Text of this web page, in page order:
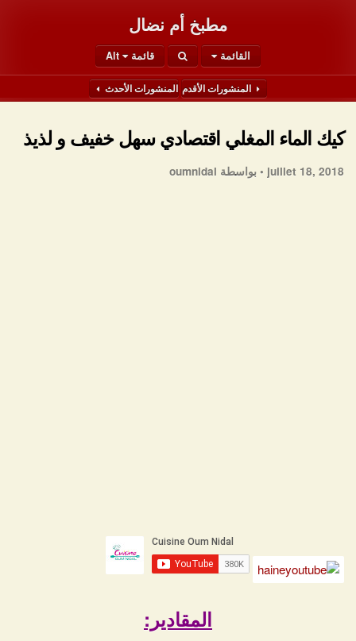
مطبخ أم نضال
القائمة قائمة Alt
المنشورات الأقدم المنشورات الأحدث
كيك الماء المغلي اقتصادي سهل خفيف و لذيذ
juillet 18, 2018 • بواسطة oumnidal
المقادير: